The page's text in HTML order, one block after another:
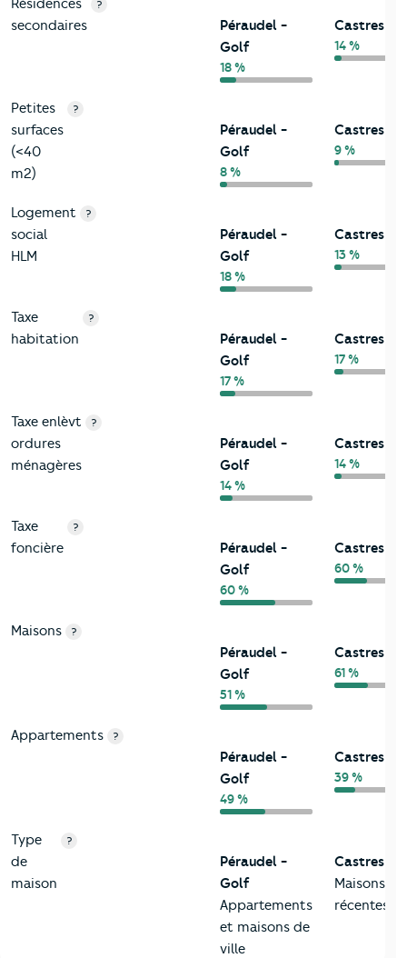
Résidences
secondaires
?
Péraudel -
Golf
18 %
Castres
14 %
Petites
surfaces
(<40
m2)
?
Péraudel -
Golf
8 %
Castres
9 %
Logement
social
HLM
?
Péraudel -
Golf
18 %
Castres
13 %
Taxe
habitation
?
Péraudel -
Golf
17 %
Castres
17 %
Taxe enlèvt
ordures
ménagères
?
Péraudel -
Golf
14 %
Castres
14 %
Taxe
foncière
?
Péraudel -
Golf
60 %
Castres
60 %
Maisons ?
Péraudel -
Golf
51 %
Castres
61 %
Appartements ?
Péraudel -
Golf
49 %
Castres
39 %
Type
de
maison
?
Péraudel -
Golf
Appartements
et maisons de
ville
Castres
Maisons
récentes